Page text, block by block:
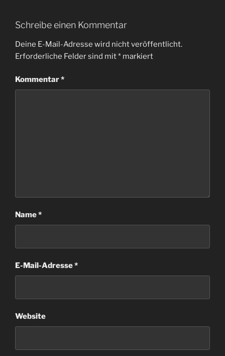
Schreibe einen Kommentar
Deine E-Mail-Adresse wird nicht veröffentlicht.
Erforderliche Felder sind mit* markiert
Kommentar*
Name*
E-Mail-Adresse*
Website